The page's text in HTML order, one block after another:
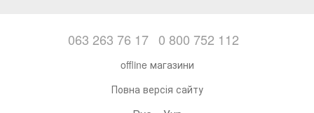
063 263 76 17 0 800 752 112
offline магазини
Повна версія сайту